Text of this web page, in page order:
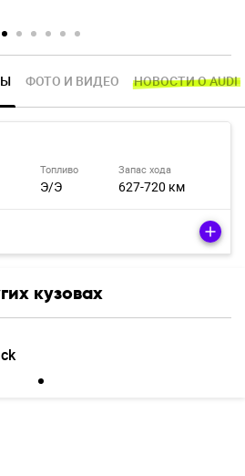
ФОТО И ВИДЕО НОВОСТИ О AUDI
Топливо
Э/э
Запас хода
627-720 км
кузовах